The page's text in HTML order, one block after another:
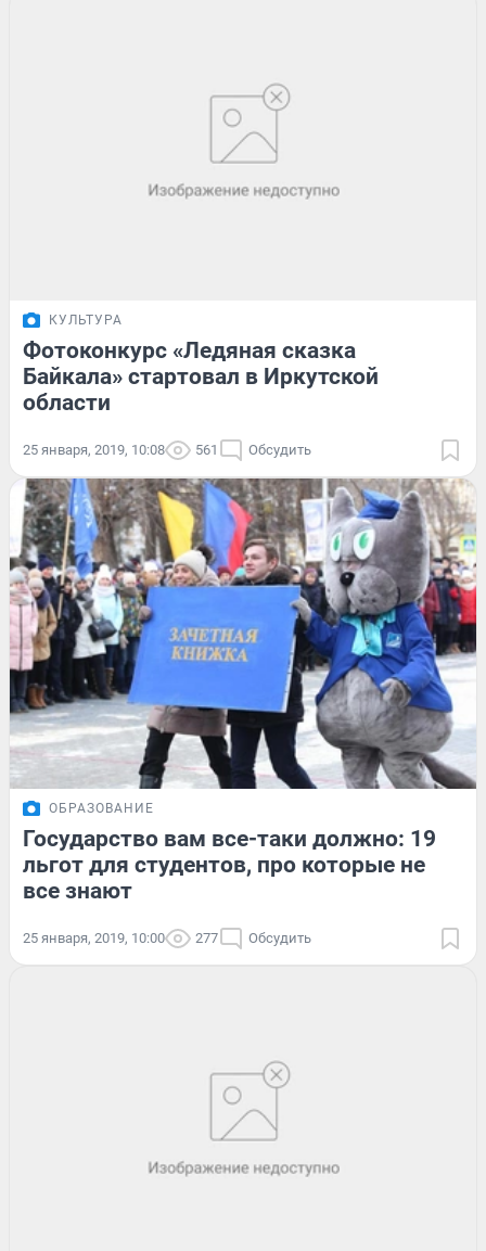
КУЛЬТУРА
Фотоконкурс «Ледяная сказка
Байкала» стартовал в Иркутской
области
25 января, 2019, 10:08 561 Обсудить
ОБРАЗОВАНИЕ
Государство вам все-таки должно: 19
льгот для студентов, про которые не
все знают
25 января, 2019, 10:00 277 Обсудить